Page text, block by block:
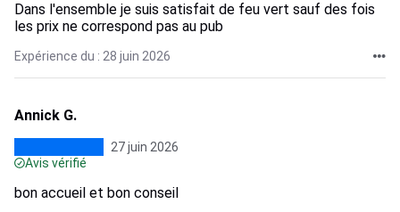
Dans l'ensemble je suis satisfait de feu vert sauf des fois
les prix ne correspond pas au pub
Expérience du : 28 juin 2026
Annick G.
27 juin 2026
Avis vérifié
bon accueil et bon conseil